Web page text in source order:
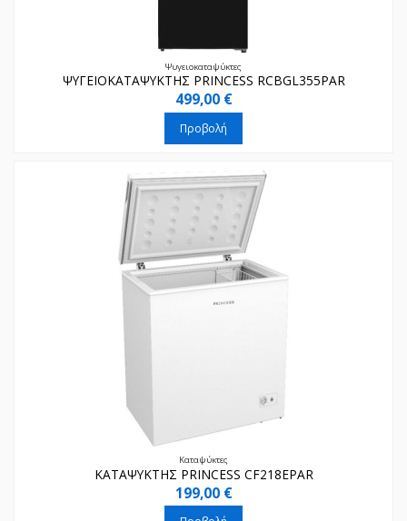
Ψυγειοκαταψύκτες
ΨΥΓΕΙΟΚΑΤΑΨΥΚΤΗΣ PRINCESS RCBGL355PAR
499,00 €
Προβολή
Καταψύκτες
ΚΑΤΑΨΥΚΤΗΣ PRINCESS CF218EPAR
199,00 €